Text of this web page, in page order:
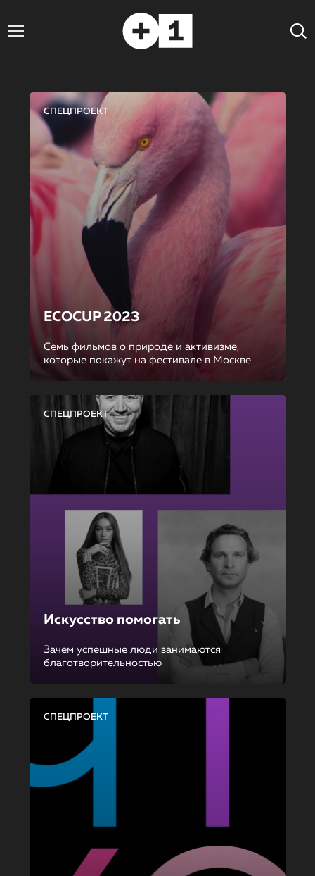
СПЕЦПРОЕКТ
ECOCUP 2023
Семь фильмов о природе и активизме,
которые покажут на фестивале в Москве
СПЕЦПРОЕКТ
Искусство помогать
Зачем успешные люди занимаются
благотворительностью
СПЕЦПРОЕКТ